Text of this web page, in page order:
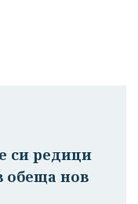
си редици
обеща нов